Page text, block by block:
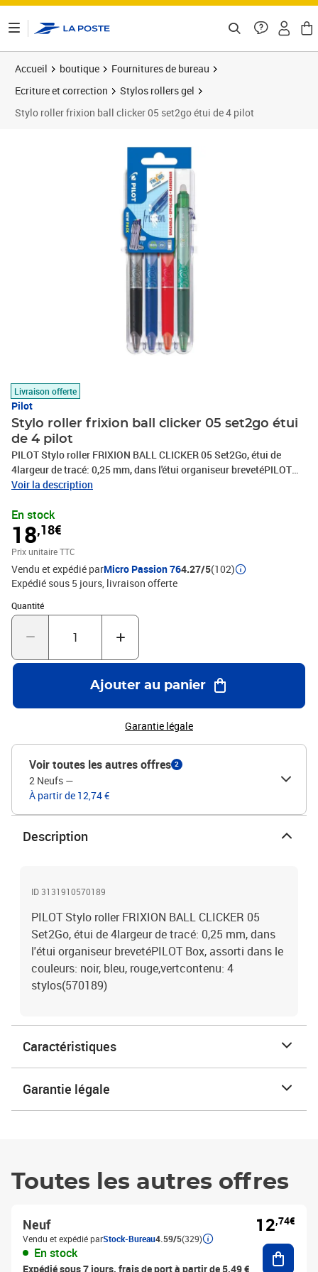
Accueil boutique
Fournitures de bureau
Ecriture et correction
Stylos rollers gel
Stylo roller frixion ball clicker 05 set2go étui de 4 pilot
Livraison offerte
Pilot
Stylo roller frixion ball clicker 05 set2go étui
de 4 pilot
PILOT Stylo roller FRIXION BALL CLICKER 05 Set2Go, étui de
4largeur de tracé: 0,25 mm, dans l'étui organiseur brevetéPILOT
Box, assorti dans le couleurs: noir, bleu, rouge,vertcontenu: 4
Voir la description
En stock
18,18€
Prix unitaire TTC
Vendu et expédié parMicro Passion 764.27/5(102)
Expédié sous 5 jours livraison offerte
Quantité
Quantité : 1
Ajouter au panier
Garantie légale
Voir toutes les autres offres 2
2 Neufs —
À partir de 12,74 €
Description
ID 3131910570189
PILOT Stylo roller FRIXION BALL CLICKER 05
Set2Go, étui de 4largeur de tracé: 0,25 mm, dans
l'étui organiseur brevetéPILOT Box, assorti dans le
couleurs: noir, bleu, rouge,vertcontenu: 4
stylos(570189)
Caractéristiques
Garantie légale
Toutes les autres offres
Neuf
Vendu et expédié parStock-Bureau4.59/5(329)
En stock
Expédié sous 7 jours, frais de port à partir de 5,49 €
12,74€